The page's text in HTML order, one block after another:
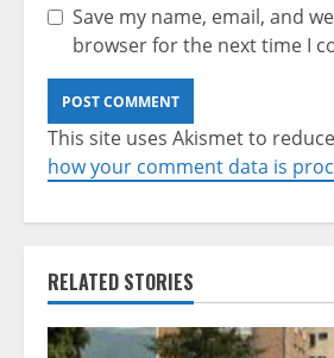
Save my name, email, and
browser for the next time I
This site uses Akismet to
how your comment data is
RELATED STORIES